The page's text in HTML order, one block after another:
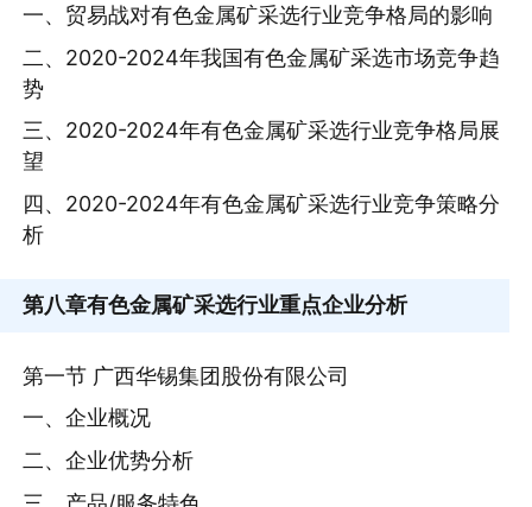
一、贸易战对有色金属矿采选行业竞争格局的影响
二、2020-2024年我国有色金属矿采选市场竞争趋
势
三、2020-2024年有色金属矿采选行业竞争格局展
望
四、2020-2024年有色金属矿采选行业竞争策略分
析
第八章有色金属矿采选行业重点企业分析
第一节 广西华锡集团股份有限公司
一、企业概况
二、企业优势分析